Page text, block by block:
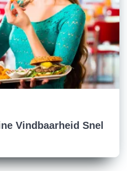
Vindbaarheid Snel